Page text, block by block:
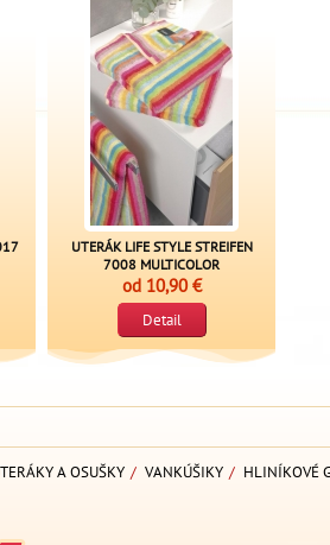
UTERÁK LIFE STYLE STREIFEN
7008 MULTICOLOR
od 10,90 €
Detail
A OSUŠKY / VANKÚŠIKY / HLINÍKOVÉ